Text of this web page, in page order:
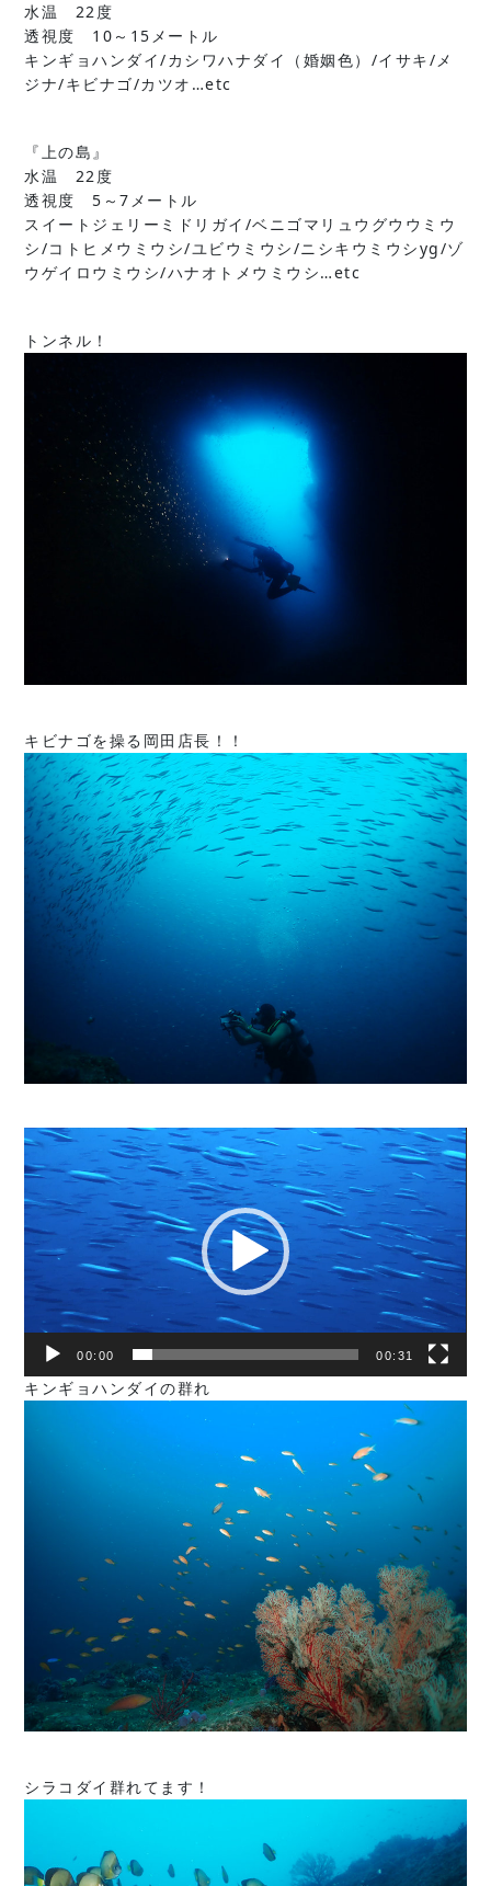
水温 22度
透視度 10～15メートル
キンギョハンダイ/カシワハナダイ（婚姻色）/イサキ/メ
ジナ/キビナゴ/カツオ…etc
『上の島』
水温 22度
透視度 5～7メートル
スイートジェリーミドリガイ/ベニゴマリュウグウウミウ
シ/コトヒメウミウシ/ユビウミウシ/ニシキウミウシyg/ゾ
ウゲイロウミウシ/ハナオトメウミウシ…etc
トンネル！
キビナゴを操る岡田店長！！
動
画
プ
レ
ー
ー
00:00 00:31
キンギョハンダイの群れ
シラコダイ群れてます！